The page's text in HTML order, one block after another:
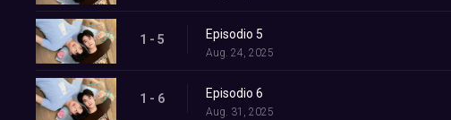
1 - 5 Episodio 5
Aug. 24, 2025
1 - 6 Episodio 6
Aug. 31, 2025